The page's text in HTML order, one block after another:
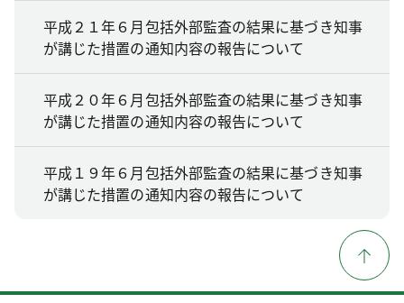
平成２１年６月包括外部監査の結果に基づき知事
が講じた措置の通知内容の報告について
平成２０年６月包括外部監査の結果に基づき知事
が講じた措置の通知内容の報告について
平成１９年６月包括外部監査の結果に基づき知事
が講じた措置の通知内容の報告について